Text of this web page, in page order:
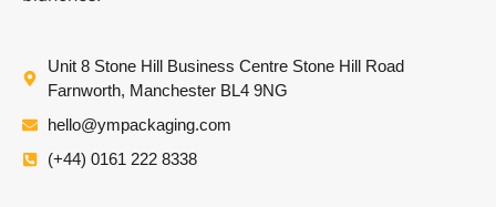
Unit 8 Stone Hill Business Centre Stone Hill Road
Farnworth, Manchester BL4 9NG
hello@ympackaging.com
(+44) 0161 222 8338